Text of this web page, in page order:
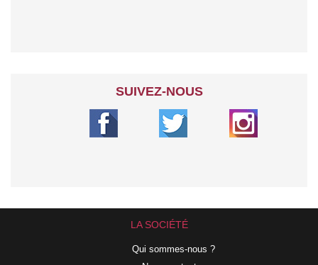
SUIVEZ-NOUS
LA SOCIÉTÉ
Qui sommes-nous ?